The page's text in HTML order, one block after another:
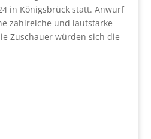
in Königsbrück statt. Anwurf
zahlreiche und lautstarke
Zuschauer würden sich die